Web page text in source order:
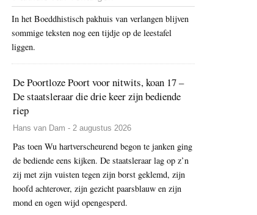
In het Boeddhistisch pakhuis van verlangen blijven
sommige teksten nog een tijdje op de leestafel
liggen.
De Poortloze Poort voor nitwits, koan 17 –
De staatsleraar die drie keer zijn bediende
riep
Hans van Dam - 2 augustus 2026
Pas toen Wu hartverscheurend begon te janken ging
de bediende eens kijken. De staatsleraar lag op z’n
zij met zijn vuisten tegen zijn borst geklemd, zijn
hoofd achterover, zijn gezicht paarsblauw en zijn
mond en ogen wijd opengesperd.